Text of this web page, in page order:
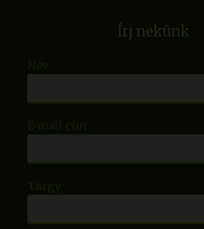
Írj nekünk